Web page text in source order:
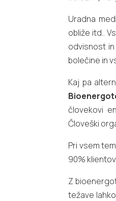
Uradna
obliže itd..
odvisnost
bolečine in
Kaj pa
človekovi
Človeški
Pri vsem
90%
Z
težave